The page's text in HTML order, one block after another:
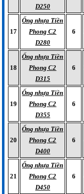
D250
17
Ống nhựa Tiền
Phong C2
D280
6
18
Ống nhựa Tiền
Phong C2
D315
6
19
Ống nhựa Tiền
Phong C2
D355
6
20
Ống nhựa Tiền
Phong C2
D400
6
21
Ống nhựa Tiền
Phong C2
D450
6